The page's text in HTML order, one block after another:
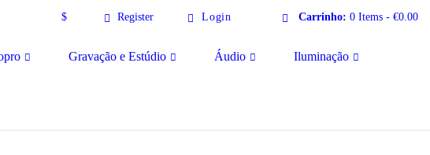
$ Register Login Carrinho: 0 Items -€0.00
Gravação e Estúdio Áudio Iluminação